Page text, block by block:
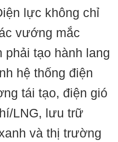
lực không chỉ
vướng mắc
tạo hành lang
hệ thống điện
tái tạo, điện gió
LNG, lưu trữ
và thị trường